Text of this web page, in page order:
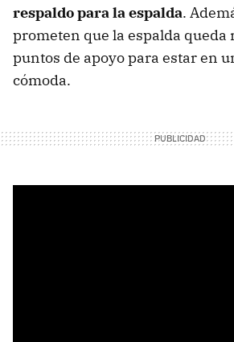
respaldo para la espalda.
prometen que la espalda queda
puntos de apoyo para estar en
cómoda.